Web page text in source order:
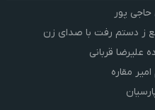
پور
ز دستم رفت با صدای زن
علیرضا قربانی
مقاره